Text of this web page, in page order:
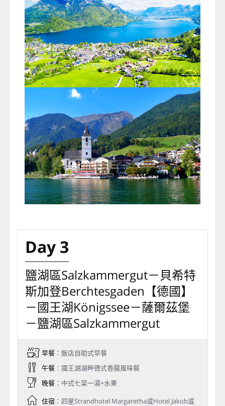
Day 3
鹽湖區Salzkammergut－貝希特
斯加登Berchtesgaden【德國】
－國王湖Königssee－薩爾茲堡
－鹽湖區Salzkammergut
早餐：飯店自助式早餐
午餐：國王湖湖畔德式香腸風味餐
晚餐：中式七菜一湯+水果
住宿：四星Strandhotel Margaretha或Hotel Jakob或